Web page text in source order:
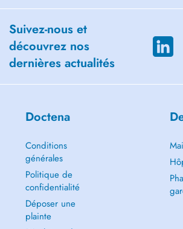
Suivez-nous et
découvrez nos
dernières actualités
Doctena
Conditions
générales
Politique de
confidentialité
Déposer une
plainte